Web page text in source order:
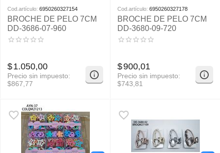
Cod.artículo: 6950260327154
BROCHE DE PELO 7CM
DD-3686-07-960
$1.050,00
Precio sin impuesto:
$867,77
Cod.artículo: 6950260327178
BROCHE DE PELO 7CM
DD-3680-09-720
$900,01
Precio sin impuesto:
$743,81